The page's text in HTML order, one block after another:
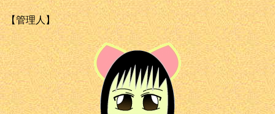
【管理人】